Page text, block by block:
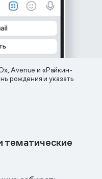
Avenue и «Райкин-
рождения и указать
тематические